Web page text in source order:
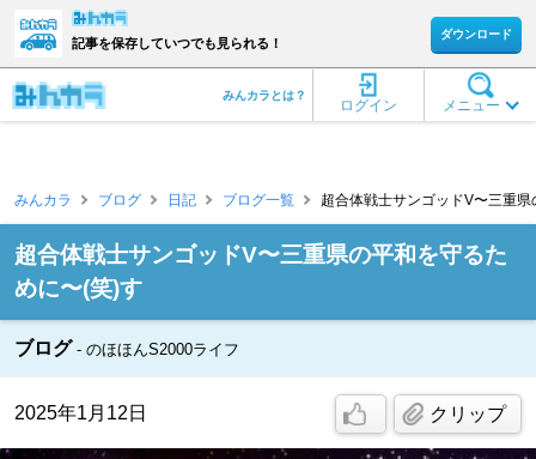
記事を保存していつでも見られる！
ダウンロード
メニュー
ログイン
みんカラとは？
みんカラ ブログ 日記 ブログ一覧 超合体戦士サンゴッドV〜三重
超合体戦士サンゴッドV〜三重県の平和を守るた
めに〜(笑)す
ブログ のほほんS2000ライフ
2025年1月12日 クリップ